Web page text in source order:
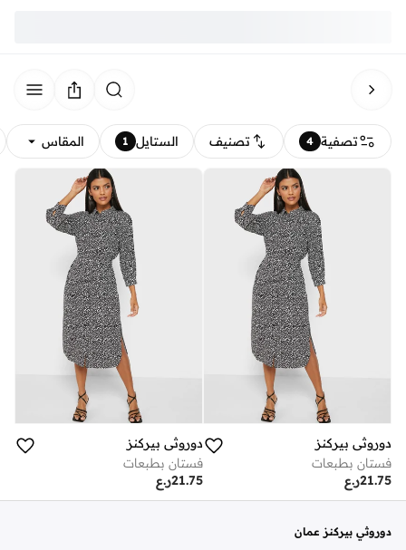
تصفية 4 تصنيف الستايل 1 المقاس
دوروثي بيركنز
فستان بطبعات
ر.ع21.75
دوروثي بيركنز
فستان بطبعات
ر.ع21.75
دوروثي بيركنز عمان